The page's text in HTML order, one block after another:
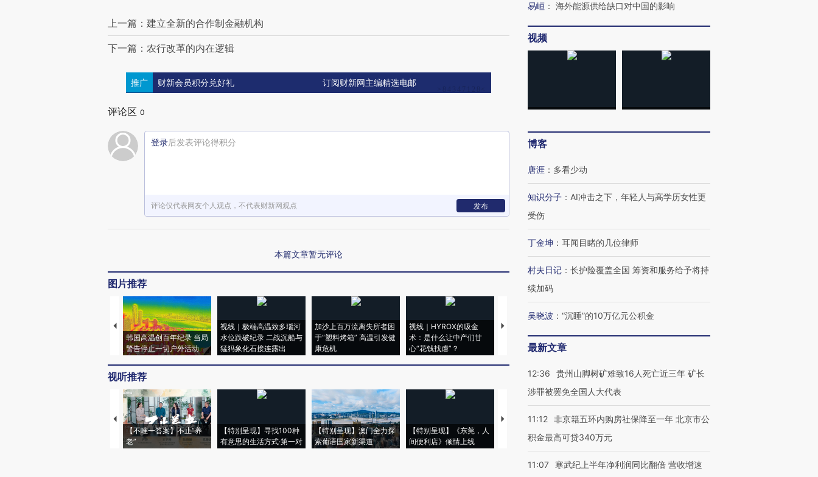
上一篇：建立全新的合作制金融机构
下一篇：农行改革的内在逻辑
推广 财新会员积分兑好礼 订阅财新网主编精选电邮
评论区 0
登录后发表评论得积分
评论仅代表网友个人观点，不代表财新网观点 发布
本篇文章暂无评论
图片推荐
韩国高温创百年纪录 当局
警告停止一切户外活动
视线｜极端高温致多瑙河
水位跌破纪录 二战沉船与
猛犸象化石接连露出
加沙上百万流离失所者困
于“塑料烤箱” 高温引发健
康危机
视线｜HYROX的吸金
术：是什么让中产们甘
心“花钱找虐”？
马航飞行员跨国走私7万
粒摇头丸 尿检体内含3种
度Z世代 用街头抗争将教
机”？难民潮撕裂西班牙
视听推荐
【不唯一答案】不止“养
老”
【特别呈现】寻找100种
有意思的生活方式·第一对
【特别呈现】澳门全力探
索葡语国家新渠道
【特别呈现】《东莞，人
间便利店》倾情上线
【推广】走进第四届链博
有意思的生活方式·第三对
【商旅对话】华住集团
易峘 ： 海外能源供给缺口对中国的影响
视频
博客
唐涯 ： 多看少动
知识分子 ： AI冲击之下，年轻人与高学历女性更
受伤
丁金坤 ： 耳闻目睹的几位律师
村夫日记 ： 长护险覆盖全国 筹资和服务给予将持
续加码
吴晓波 ： “沉睡”的10万亿元公积金
最新文章
12:36
贵州山脚树矿难致16人死亡近三年 矿长
涉罪被罢免全国人大代表
11:12 非京籍五环内购房社保降至一年 北京市公
积金最高可贷340万元
11:07
寒武纪上半年净利润同比翻倍 营收增速